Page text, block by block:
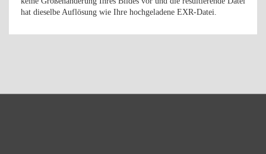
hat dieselbe Auflösung wie Ihre hochgeladene EXR-Datei.